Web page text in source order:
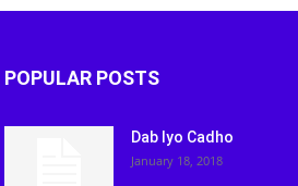
POPULAR POSTS
Dab Iyo Cadho
January 18, 2018